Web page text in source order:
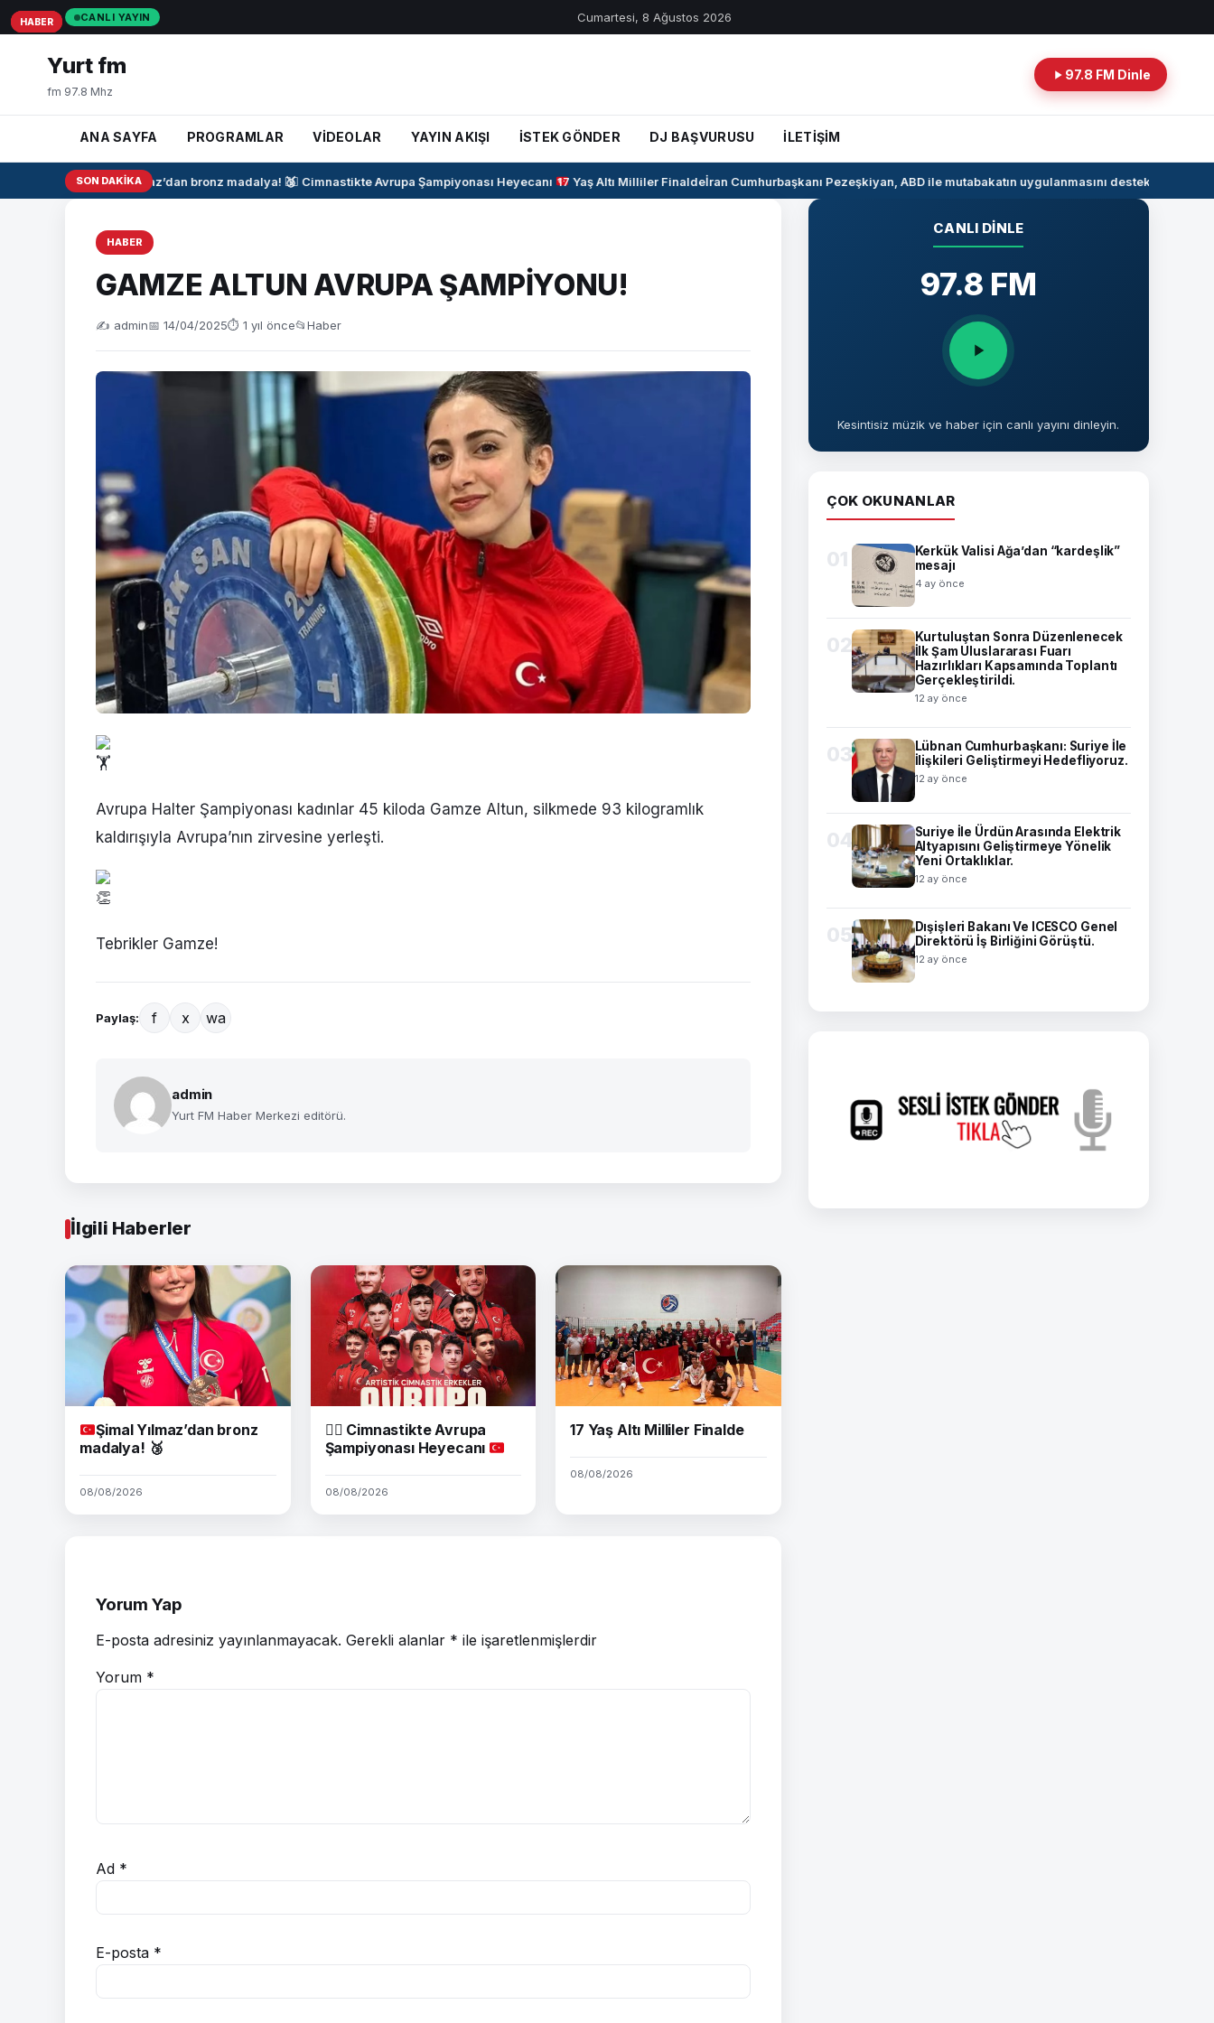
CANLI YAYIN Cumartesi, 8 Ağustos 2026
Yurt fm
fm 97.8 Mhz
97.8 FM Dinle
ANA SAYFA PROGRAMLAR VİDEOLAR YAYIN AKIŞI İSTEK GÖNDER DJ BAŞVURUSU İLETİŞİM
SON DAKIKA
Şimal Yılmaz’dan bronz madalya!🥉
🤸‍♂️ Cimnastikte Avrupa Şampiyonası Heyecanı17 Yaş Altı Milliler Finaldeİran Cumhurbaşkanı Pezeşkiyan, ABD ile mutabakatın uygulanmasını desteklediklerini
HABER
GAMZE ALTUN AVRUPA ŞAMPİYONU!
✍️ admin📅 14/04/2025⏱ 1 yıl önce📂Haber
Avrupa Halter Şampiyonası kadınlar 45 kiloda Gamze Altun, silkmede 93 kilogramlık
kaldırışıyla Avrupa’nın zirvesine yerleşti.
Tebrikler Gamze!
Paylaş: f x wa
admin
Yurt FM Haber Merkezi editörü.
İlgili Haberler
HABER
Şimal Yılmaz’dan bronz
madalya! 🥉
08/08/2026
HABER
🤸‍♂️ Cimnastikte Avrupa
Şampiyonası Heyecanı
08/08/2026
HABER
17 Yaş Altı Milliler Finalde
08/08/2026
Yorum Yap
E-posta adresiniz yayınlanmayacak. Gerekli alanlar * ile işaretlenmişlerdir
Yorum *
Ad *
E-posta *
CANLI DINLE
97.8 FM
Kesintisiz müzik ve haber için canlı yayını dinleyin.
ÇOK OKUNANLAR
01
Kerkük Valisi Ağa’dan “kardeşlik”
mesajı
4 ay önce
02
Kurtuluştan Sonra Düzenlenecek
İlk Şam Uluslararası Fuarı
Hazırlıkları Kapsamında Toplantı
Gerçekleştirildi.
12 ay önce
03
Lübnan Cumhurbaşkanı: Suriye İle
İlişkileri Geliştirmeyi Hedefliyoruz.
12 ay önce
04
Suriye İle Ürdün Arasında Elektrik
Altyapısını Geliştirmeye Yönelik
Yeni Ortaklıklar.
12 ay önce
05
Dışişleri Bakanı Ve ICESCO Genel
Direktörü İş Birliğini Görüştü.
12 ay önce